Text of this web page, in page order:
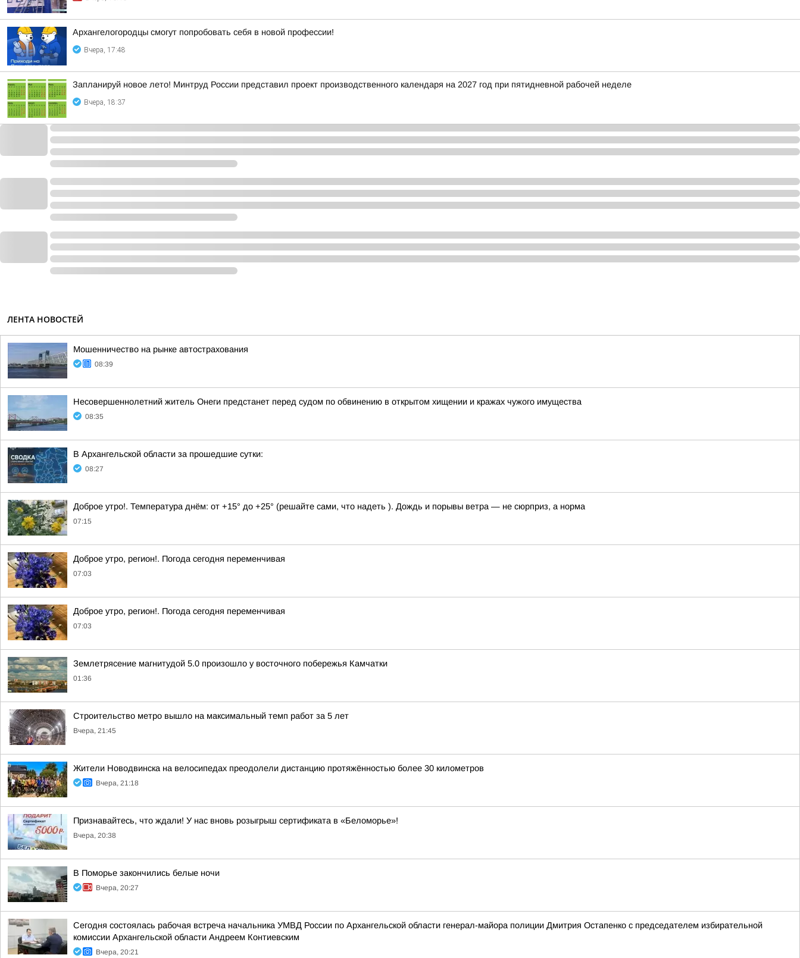
Архангелогородцы смогут попробовать себя в новой профессии!
Вчера, 17:48
Запланируй новое лето! Минтруд России представил проект производственного календаря на 2027 год при пятидневной рабочей неделе
Вчера, 18:37
ЛЕНТА НОВОСТЕЙ
Мошенничество на рынке автострахования
08:39
Несовершеннолетний житель Онеги предстанет перед судом по обвинению в открытом хищении и кражах чужого имущества
08:35
В Архангельской области за прошедшие сутки:
08:27
Доброе утро!. Температура днём: от +15° до +25° (решайте сами, что надеть ). Дождь и порывы ветра — не сюрприз, а норма
07:15
Доброе утро, регион!. Погода сегодня переменчивая
07:03
Доброе утро, регион!. Погода сегодня переменчивая
07:03
Землетрясение магнитудой 5.0 произошло у восточного побережья Камчатки
01:36
Строительство метро вышло на максимальный темп работ за 5 лет
Вчера, 21:45
Жители Новодвинска на велосипедах преодолели дистанцию протяжённостью более 30 километров
Вчера, 21:18
Признавайтесь, что ждали! У нас вновь розыгрыш сертификата в «Беломорье»!
Вчера, 20:38
В Поморье закончились белые ночи
Вчера, 20:27
Сегодня состоялась рабочая встреча начальника УМВД России по Архангельской области генерал-майора полиции Дмитрия Остапенко с председателем избирательной
комиссии Архангельской области Андреем Контиевским
Вчера, 20:21